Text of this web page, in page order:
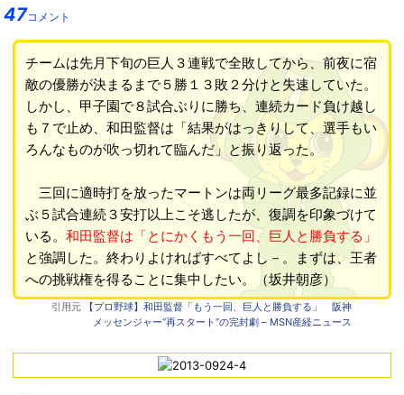
47コメント
チームは先月下旬の巨人３連戦で全敗してから、前夜に宿
敵の優勝が決まるまで５勝１３敗２分けと失速していた。
しかし、甲子園で８試合ぶりに勝ち、連続カード負け越し
も７で止め、和田監督は「結果がはっきりして、選手もい
ろんなものが吹っ切れて臨んだ」と振り返った。
三回に適時打を放ったマートンは両リーグ最多記録に並
ぶ５試合連続３安打以上こそ逃したが、復調を印象づけて
いる。 和田監督は「とにかくもう一回、巨人と勝負する」
と強調した。終わりよければすべてよし－。まずは、王者
への挑戦権を得ることに集中したい。（坂井朝彦）
引用元
【プロ野球】和田監督「もう一回、巨人と勝負する」 阪神
メッセンジャー“再スタート”の完封劇 – MSN産経ニュース